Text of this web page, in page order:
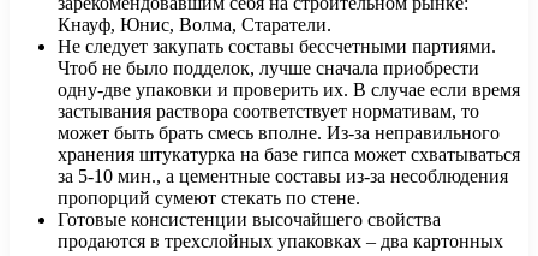
Кнауф, Юнис, Волма, Старатели.
Не следует закупать составы бессчетными партиями.
Чтоб не было подделок, лучше сначала приобрести
одну-две упаковки и проверить их. В случае если время
застывания раствора соответствует нормативам, то
может быть брать смесь вполне. Из-за неправильного
хранения штукатурка на базе гипса может схватываться
за 5-10 мин., а цементные составы из-за несоблюдения
пропорций сумеют стекать по стене.
Готовые консистенции высочайшего свойства
продаются в трехслойных упаковках – два картонных